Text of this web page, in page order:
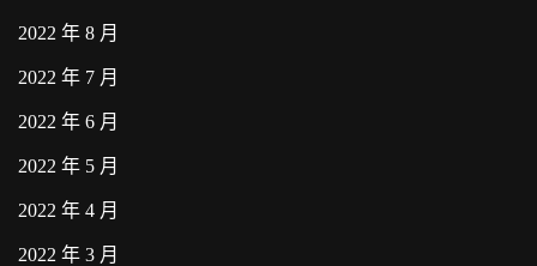
2022 年 8 月
2022 年 7 月
2022 年 6 月
2022 年 5 月
2022 年 4 月
2022 年 3 月